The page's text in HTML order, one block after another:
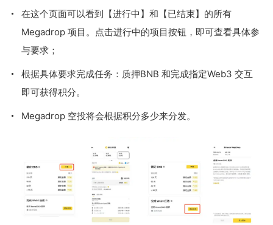
在这个页面可以看到【进行中】和【已结束】的所有
Megadrop 项目。点击进行中的项目按钮，即可查看具体参
与要求；
根据具体要求完成任务：质押BNB 和完成指定Web3 交互
即可获得积分。
Megadrop 空投将会根据积分多少来分发。